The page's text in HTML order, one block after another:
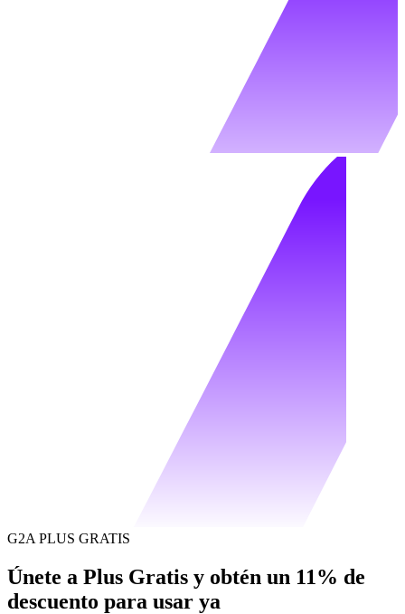
G2A PLUS GRATIS
Únete a Plus Gratis y obtén un 11% de
descuento para usar ya